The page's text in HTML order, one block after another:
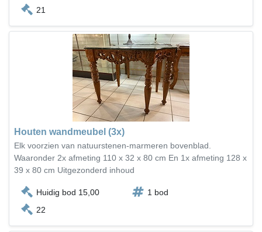
21
Houten wandmeubel (3x)
Elk voorzien van natuurstenen-marmeren bovenblad.
Waaronder 2x afmeting 110 x 32 x 80 cm En 1x afmeting 128 x
39 x 80 cm Uitgezonderd inhoud
Huidig bod 15,00
1 bod
22